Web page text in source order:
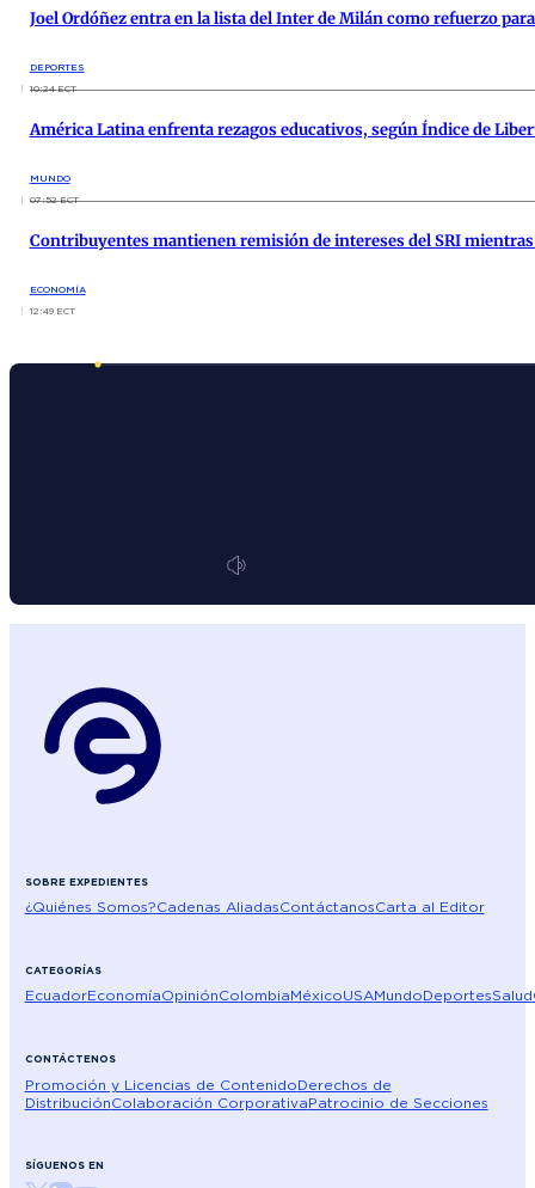
Joel Ordóñez entra en la lista del Inter de Milán como refuerzo
DEPORTES
10:24 ECT
América Latina enfrenta rezagos educativos, según Índice de
MUNDO
07:52 ECT
Contribuyentes mantienen remisión de intereses del SRI
ECONOMÍA
12:49 ECT
SOBRE EXPEDIENTES
¿Quiénes Somos?Cadenas AliadasContáctanosCarta al Editor
CATEGORÍAS
EcuadorEconomíaOpiniónColombiaMéxicoUSAMundoDeportesSalud
CONTÁCTENOS
Promoción y Licencias de ContenidoDerechos de
DistribuciónColaboración CorporativaPatrocinio de Secciones
SÍGUENOS EN